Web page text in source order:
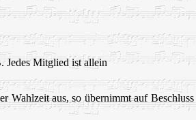
Jedes Mitglied ist allein
Wahlzeit aus, so übernimmt auf